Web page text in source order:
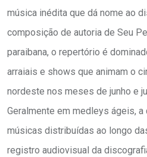
música inédita que dá nome ao
composição de autoria de Seu
paraibana, o repertório é
arraiais e shows que animam o
nordeste nos meses de junho e
Geralmente em medleys ágeis, a
músicas distribuídas ao longo
registro audiovisual da